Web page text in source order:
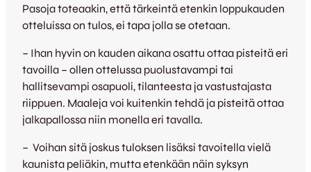
Pasoja toteaakin, että tärkeintä etenkin loppukauden
otteluissa on tulos, ei tapa jolla se otetaan.
– Ihan hyvin on kauden aikana osattu ottaa pisteitä eri
tavoilla – ollen ottelussa puolustavampi tai
hallitsevampi osapuoli, tilanteesta ja vastustajasta
riippuen. Maaleja voi kuitenkin tehdä ja pisteitä ottaa
jalkapallossa niin monella eri tavalla.
– Voihan sitä joskus tuloksen lisäksi tavoitella vielä
kaunista peliäkin, mutta etenkään näin syksyn